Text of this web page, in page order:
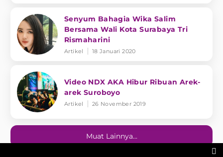
Senyum Bahagia Wika Salim
Bersama Wali Kota Surabaya Tri
Rismaharini
Artikel 18 Januari 2020
Video NDX AKA Hibur Ribuan Arek-
arek Suroboyo
Artikel 26 November 2019
Muat Lainnya...
